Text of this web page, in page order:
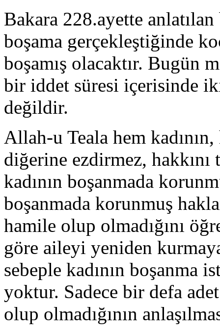
Bakara 228.ayette
boşama gerçekleştiğinde
boşamış olacaktır. Bugün
bir iddet süresi içerisinde
değildir.
Allah-u Teala hem
diğerine ezdirmez,
kadının boşanmada
boşanmada korunmuş
hamile olup olmadığını
göre aileyi yeniden
sebeple kadının boşanma
yoktur. Sadece bir defa
olup olmadığının